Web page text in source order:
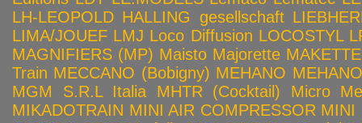
LH-LEOPOLD HALLING gesellschaft
LIMA/JOUEF LMJ Loco Diffusion LOCOSTYL
MAGNIFIERS (MP) Maisto Majorette MAKETTE
Train MECCANO (Bobigny) MEHANO
MGM S.R.L Italia
MHTR (Cocktail)
Micro
MIKADOTRAIN MINI AIR COMPRESSOR MINI